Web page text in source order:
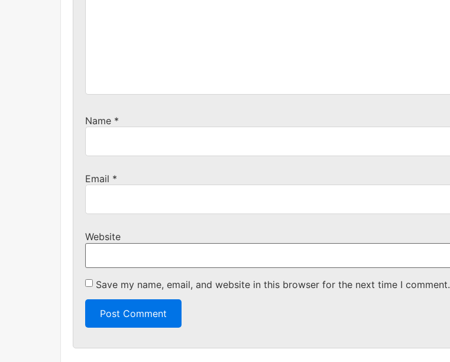
Name *
Email *
Website
Save my name, email, and website in this browser for the next time I comment.